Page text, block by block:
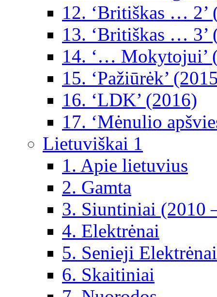
12. ‘Britiškas … 2’
13. ‘Britiškas … 3’
14. ‘… Mokytojui’
15. ‘Pažiūrėk’
16. ‘LDK’ (2016)
17. ‘Mėnulio
Lietuviškai 1
1. Apie lietuvius
2. Gamta
3. Siuntiniai (2010
4. Elektrėnai
5. Senieji Elektrėnai
6. Skaitiniai